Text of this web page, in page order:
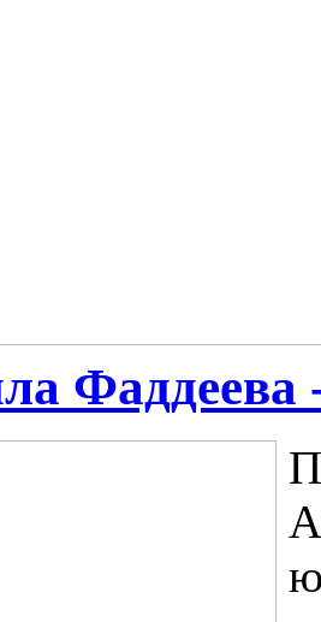
Фаддеева